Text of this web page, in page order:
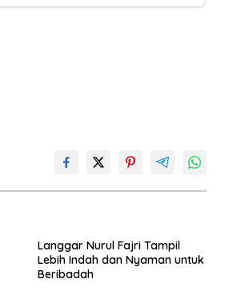
Langgar Nurul Fajri Tampil
Lebih Indah dan Nyaman untuk
Beribadah